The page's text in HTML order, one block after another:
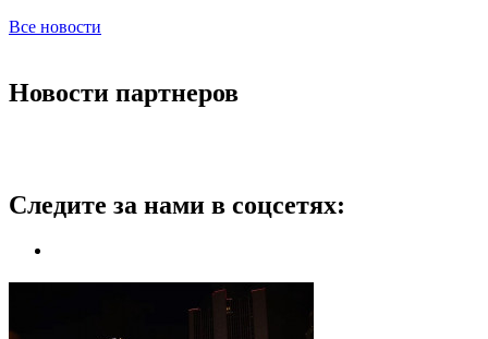
Все новости
Новости партнеров
Следите за нами в соцсетях: